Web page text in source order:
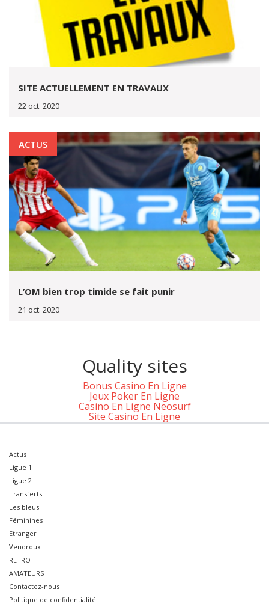
SITE ACTUELLEMENT EN TRAVAUX
22 oct. 2020
ACTUS
L’OM bien trop timide se fait punir
21 oct. 2020
Quality sites
Bonus Casino En Ligne
Jeux Poker En Ligne
Casino En Ligne Neosurf
Site Casino En Ligne
Actus
Ligue 1
Ligue 2
Transferts
Les bleus
Féminines
Etranger
Vendroux
RETRO
AMATEURS
Contactez-nous
Politique de confidentialité